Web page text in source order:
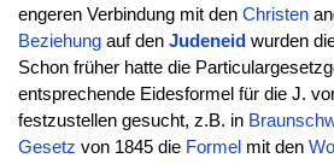
engeren Verbindung mit den Christen
Beziehungauf den Judeneid wurden
Schon früher hatte die
entsprechende Eidesformel für die J.
festzustellen gesucht, z.B. in
Gesetz von 1845 die Formel mit den